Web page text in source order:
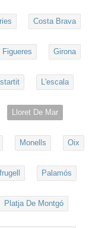
Costa Brava
Figueres Girona
L'escala
Lloret De Mar
Monells Oix
Palamós
Platja De Montgó